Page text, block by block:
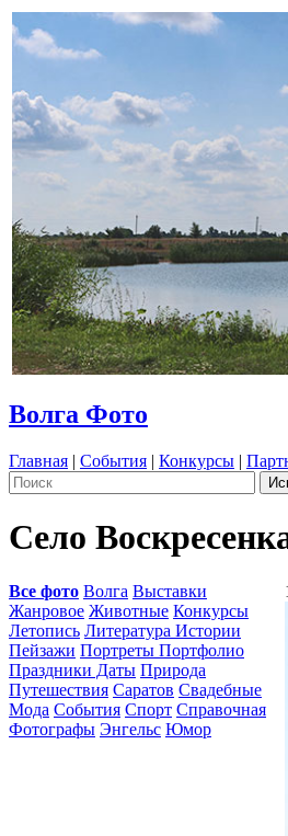
Волга Фото
Главная | События | Конкурсы |
Село
Все фото Волга Выставки
Жанровое Животные Конкурсы
Летопись Литература Истории
Пейзажи Портреты Портфолио
Праздники Даты Природа
Путешествия Саратов Свадебные
Мода События Спорт Справочная
Фотографы Энгельс Юмор